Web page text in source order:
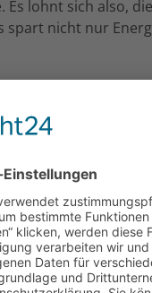
lohnt sich also, die
spart nicht nur
um die
in den Keller:
laufen
auf dem
der
Energie buchen: